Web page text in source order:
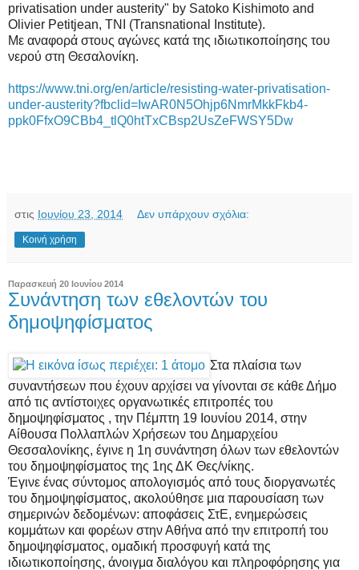
privatisation under austerity" by Satoko Kishimoto and
Olivier Petitjean, TNI (Transnational Institute).
Με αναφορά στους αγώνες κατά της ιδιωτικοποίησης του
νερού στη Θεσαλονίκη.
https://www.tni.org/en/article/resisting-water-privatisation-
under-austerity?fbclid=IwAR0N5Ohjp6NmrMkkFkb4-
ppk0FfxO9CBb4_tlQ0htTxCBsp2UsZeFWSY5Dw
στις Ιουνίου 23, 2014 Δεν υπάρχουν σχόλια:
Κοινή χρήση
Παρασκευή 20 Ιουνίου 2014
Συνάντηση των εθελοντών του
δημοψηφίσματος
Στα πλαίσια των
συναντήσεων που έχουν αρχίσει να γίνονται σε κάθε Δήμο
από τις αντίστοιχες οργανωτικές επιτροπές του
δημοψηφίσματος , την Πέμπτη 19 Ιουνίου 2014, στην
Αίθουσα Πολλαπλών Χρήσεων του Δημαρχείου
Θεσσαλονίκης, έγινε η 1η συνάντηση όλων των εθελοντών
του δημοψηφίσματος της 1ης ΔΚ Θες/νίκης.
Έγινε ένας σύντομος απολογισμός από τους διοργανωτές
του δημοψηφίσματος, ακολούθησε μια παρουσίαση των
σημερινών δεδομένων: αποφάσεις ΣτΕ, ενημερώσεις
κομμάτων και φορέων στην Αθήνα από την επιτροπή του
δημοψηφίσματος, ομαδική προσφυγή κατά της
ιδιωτικοποίησης, άνοιγμα διαλόγου και πληροφόρησης για